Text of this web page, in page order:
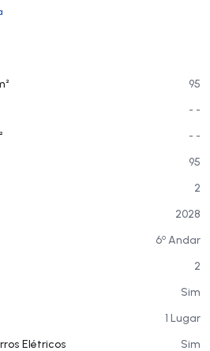
95
- -
- -
95
2
2028
6o Andar
2
Sim
1 Lugar
Elétricos
Sim